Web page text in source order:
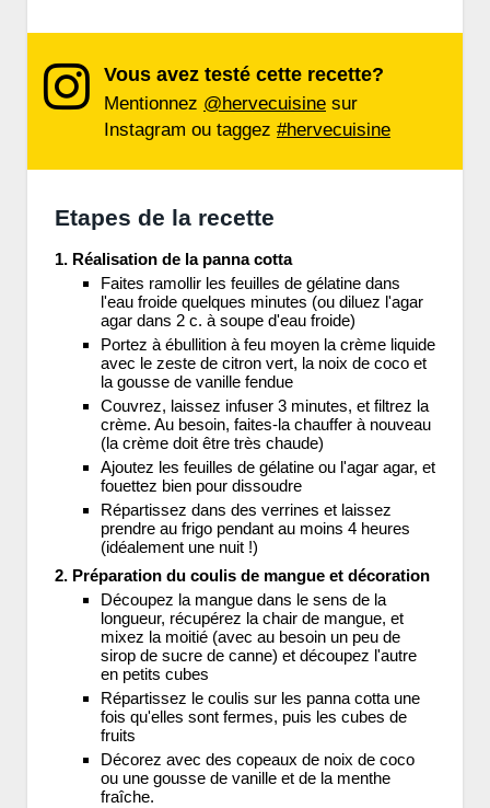
Vous avez testé cette recette?
Mentionnez @hervecuisine sur
Instagram ou taggez #hervecuisine
Etapes de la recette
1. Réalisation de la panna cotta
Faites ramollir les feuilles de gélatine dans
l'eau froide quelques minutes (ou diluez l'agar
agar dans 2 c. à soupe d'eau froide)
Portez à ébullition à feu moyen la crème liquide
avec le zeste de citron vert, la noix de coco et
la gousse de vanille fendue
Couvrez, laissez infuser 3 minutes, et filtrez la
crème. Au besoin, faites-la chauffer à nouveau
(la crème doit être très chaude)
Ajoutez les feuilles de gélatine ou l'agar agar, et
fouettez bien pour dissoudre
Répartissez dans des verrines et laissez
prendre au frigo pendant au moins 4 heures
(idéalement une nuit !)
2. Préparation du coulis de mangue et décoration
Découpez la mangue dans le sens de la
longueur, récupérez la chair de mangue, et
mixez la moitié (avec au besoin un peu de
sirop de sucre de canne) et découpez l'autre
en petits cubes
Répartissez le coulis sur les panna cotta une
fois qu'elles sont fermes, puis les cubes de
fruits
Décorez avec des copeaux de noix de coco
ou une gousse de vanille et de la menthe
fraîche.